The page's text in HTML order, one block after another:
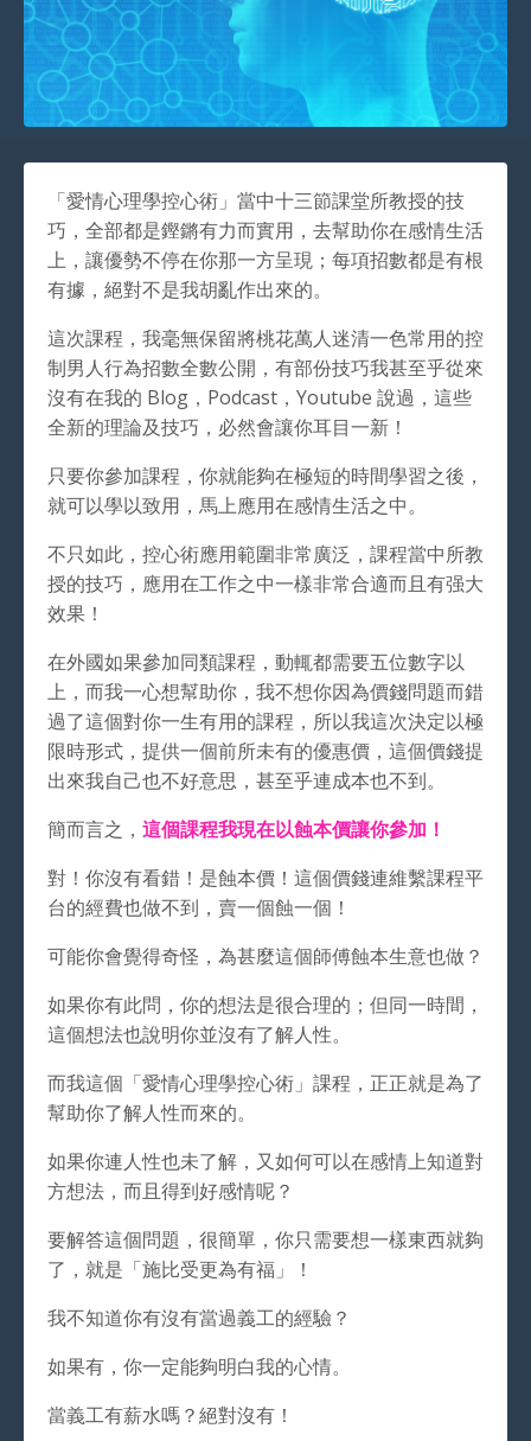
「愛情心理學控心術」當中十三節課堂所教授的技
巧，全部都是鏗鏘有力而實用，去幫助你在感情生活
上，讓優勢不停在你那一方呈現；每項招數都是有根
有據，絕對不是我胡亂作出來的。
這次課程，我毫無保留將桃花萬人迷清一色常用的控
制男人行為招數全數公開，有部份技巧我甚至乎從來
沒有在我的 Blog，Podcast，Youtube 說過，這些
全新的理論及技巧，必然會讓你耳目一新！
只要你參加課程，你就能夠在極短的時間學習之後，
就可以學以致用，馬上應用在感情生活之中。
不只如此，控心術應用範圍非常廣泛，課程當中所教
授的技巧，應用在工作之中一樣非常合適而且有强大
效果！
在外國如果參加同類課程，動輒都需要五位數字以
上，而我一心想幫助你，我不想你因為價錢問題而錯
過了這個對你一生有用的課程，所以我這次決定以極
限時形式，提供一個前所未有的優惠價，這個價錢提
出來我自己也不好意思，甚至乎連成本也不到。
簡而言之， 這個課程我現在以蝕本價讓你參加！
對！你沒有看錯！是蝕本價！這個價錢連維繫課程平
台的經費也做不到，賣一個蝕一個！
可能你會覺得奇怪，為甚麼這個師傅蝕本生意也做？
如果你有此問，你的想法是很合理的；但同一時間，
這個想法也說明你並沒有了解人性。
而我這個「愛情心理學控心術」課程，正正就是為了
幫助你了解人性而來的。
如果你連人性也未了解，又如何可以在感情上知道對
方想法，而且得到好感情呢？
要解答這個問題，很簡單，你只需要想一樣東西就夠
了，就是「施比受更為有福」！
我不知道你有沒有當過義工的經驗？
如果有，你一定能夠明白我的心情。
當義工有薪水嗎？絕對沒有！